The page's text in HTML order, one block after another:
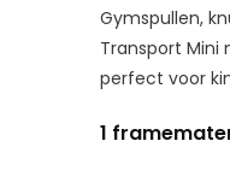
Gymspullen,
Transport Mini
perfect voor
1